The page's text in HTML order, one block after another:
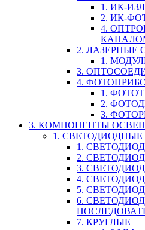
1. ИК-
2. ИК-
4.
2. ЛАЗЕРНЫЕ
1.
3.
4.
1.
2.
3.
3. КОМПОНЕНТЫ
1. СВЕТОДИОДНЫЕ
1.
2.
3.
4.
5.
6.
7. КРУГЛЫЕ